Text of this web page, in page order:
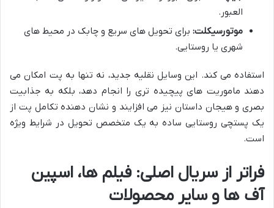
العبور.
موتورسیکلت: برای تحویل های سریع و چابک در محیط های
شهری یا روستایی.
استفاده می کند. این وسایل نقلیه جدید، نه تنها به پت امکان می
دهند ماموریت های پیچیده تری را انجام دهد، بلکه به جذابیت
بصری و هیجان داستان نیز می افزایند و نشان دهنده تکامل پت از
یک پستچی روستایی ساده به یک متخصص تحویل در شرایط ویژه
است.
فراتر از سریال اصلی: فیلم ها، اسپین
آف ها و سایر محصولات